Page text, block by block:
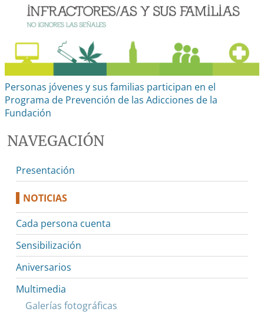
Personas jóvenes y sus familias participan en el
Programa de Prevención de las Adicciones de la
Fundación
NAVEGACIÓN
Presentación
NOTICIAS
Cada persona cuenta
Sensibilización
Aniversarios
Multimedia
Galerías fotográficas